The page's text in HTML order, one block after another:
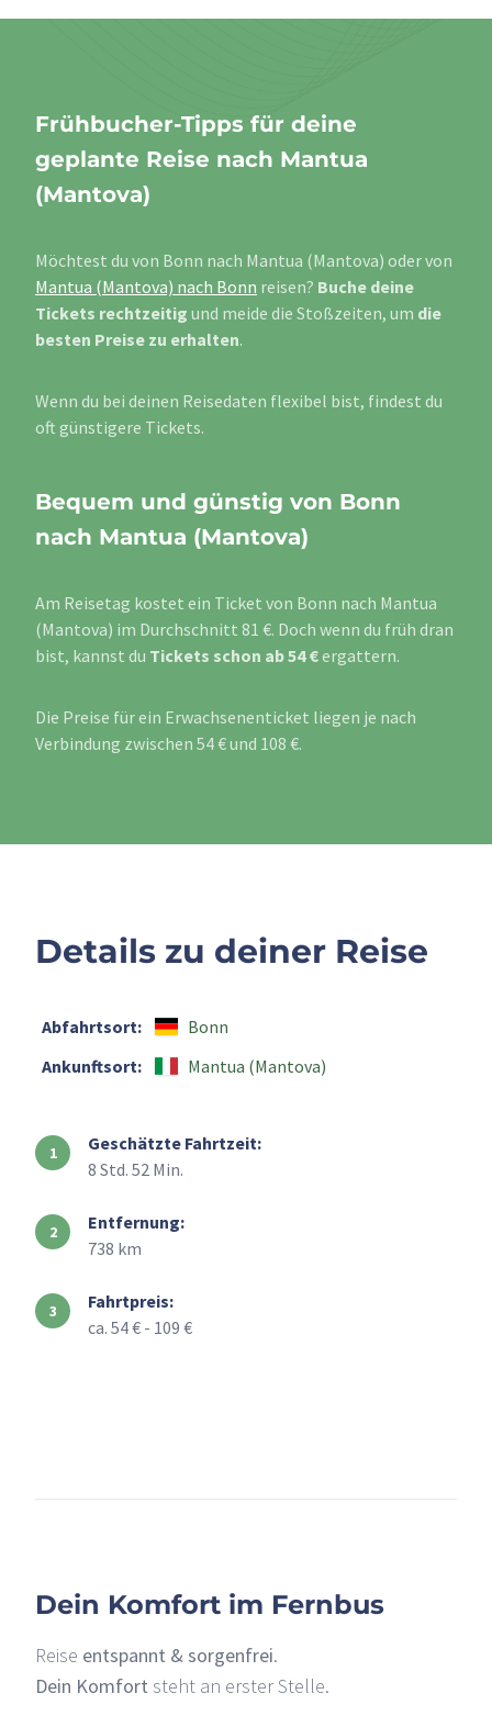
Frühbucher-Tipps für deine
geplante Reise nach Mantua
(Mantova)
Möchtest du von Bonn nach Mantua (Mantova) oder von
Mantua (Mantova) nach Bonn reisen? Buche deine
Tickets rechtzeitig und meide die Stoßzeiten, um die
besten Preise zu erhalten.
Wenn du bei deinen Reisedaten flexibel bist, findest du
oft günstigere Tickets.
Bequem und günstig von Bonn
nach Mantua (Mantova)
Am Reisetag kostet ein Ticket von Bonn nach Mantua
(Mantova) im Durchschnitt 81 €. Doch wenn du früh dran
bist, kannst du Tickets schon ab 54 €ergattern.
Die Preise für ein Erwachsenenticket liegen je nach
Verbindung zwischen 54 € und 108 €.
Details zu deiner Reise
Abfahrtsort:
Bonn
Ankunftsort:
Mantua (Mantova)
Geschätzte Fahrtzeit:
8 Std. 52 Min.
Entfernung:
738 km
Fahrtpreis:
ca. 54 € - 109 €
Dein Komfort im Fernbus
Reise entspannt & sorgenfrei.
Dein Komfort steht an erster Stelle.